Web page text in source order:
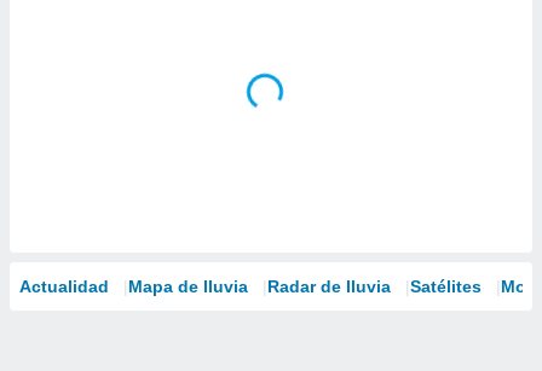
Actualidad Mapa de lluvia Radar de lluvia Satélites